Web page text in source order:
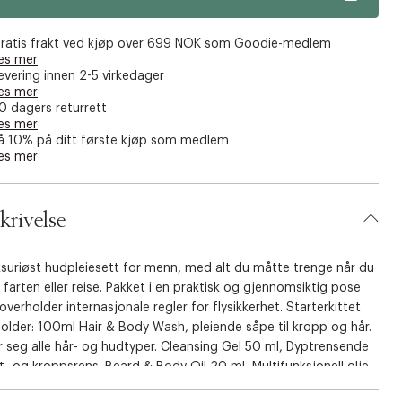
frakt ved kjøp over 699 NOK som Goodie-medlem
mer
innen 2-5 virkedager
mer
dagers returrett
mer
10% på ditt første kjøp som medlem
mer
hudpleiesett for menn, med alt du måtte trenge når du
farten eller reise. Pakket i en praktisk og gjennomsiktig pose
internasjonale regler for flysikkerhet. Starterkittet
100ml Hair & Body Wash, pleiende såpe til kropp og hår.
seg alle hår- og hudtyper. Cleansing Gel 50 ml, Dyptrensende
og kroppsrens. Beard & Body Oil 20 ml, Multifunksjonell olje,
til bla.a. barebering, kroppsolje og skjeggolje. Face